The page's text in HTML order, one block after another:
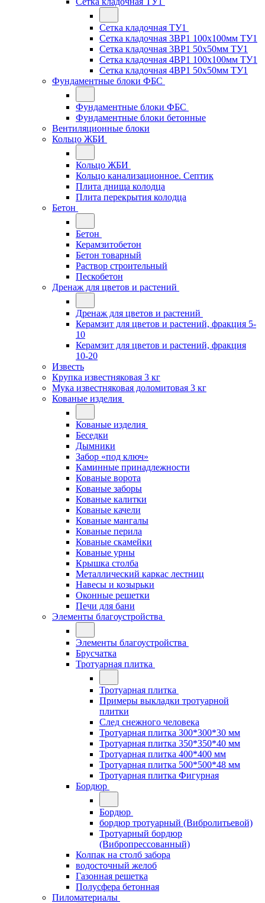
Сетка кладочная ТУ1
Сетка кладочная 3ВР1 100x100мм ТУ1
Сетка кладочная 3ВР1 50x50мм ТУ1
Сетка кладочная 4ВР1 100x100мм ТУ1
Сетка кладочная 4ВР1 50x50мм ТУ1
Фундаментные блоки ФБС
Фундаментные блоки ФБС
Фундаментные блоки бетонные
Вентиляционные блоки
Кольцо ЖБИ
Кольцо ЖБИ
Кольцо канализационное. Септик
Плита днища колодца
Плита перекрытия колодца
Бетон
Бетон
Керамзитобетон
Бетон товарный
Раствор строительный
Пескобетон
Дренаж для цветов и растений
Дренаж для цветов и растений
Керамзит для цветов и растений, фракция 5-
10
Керамзит для цветов и растений, фракция
10-20
Известь
Крупка известняковая 3 кг
Мука известняковая доломитовая 3 кг
Кованые изделия
Кованые изделия
Беседки
Дымники
Забор «под ключ»
Каминные принадлежности
Кованые ворота
Кованые заборы
Кованые калитки
Кованые качели
Кованые мангалы
Кованые перила
Кованые скамейки
Кованые урны
Крышка столба
Металлический каркас лестниц
Навесы и козырьки
Оконные решетки
Печи для бани
Элементы благоустройства
Элементы благоустройства
Брусчатка
Тротуарная плитка
Тротуарная плитка
Примеры выкладки тротуарной
плитки
След снежного человека
Тротуарная плитка 300*300*30 мм
Тротуарная плитка 350*350*40 мм
Тротуарная плитка 400*400 мм
Тротуарная плитка 500*500*48 мм
Тротуарная плитка Фигурная
Бордюр
Бордюр
бордюр тротуарный (Вибролитьевой)
Тротуарный бордюр
(Вибропрессованный)
Колпак на столб забора
водосточный желоб
Газонная решетка
Полусфера бетонная
Пиломатериалы